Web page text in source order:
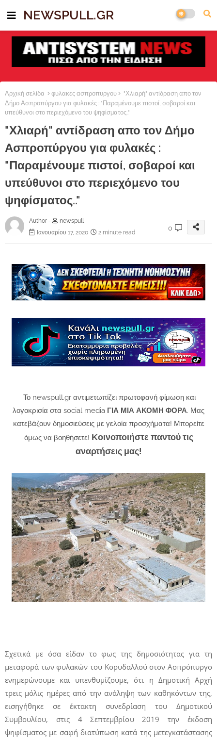
NEWSPULL.GR
Αρχική σελίδα φυλακες ασπροπυργου
"Χλιαρή" αντίδραση απο τον
Δήμο Ασπροπύργου για φυλακές : "Παραμένουμε πιστοί, σοβαροί και
υπεύθυνοι στο περιεχόμενο του ψηφίσματος.."
"Χλιαρή" αντίδραση απο τον Δήμο
Ασπροπύργου για φυλακές :
"Παραμένουμε πιστοί, σοβαροί και
υπεύθυνοι στο περιεχόμενο του
ψηφίσματος.."
Author -
newspull
Ιανουαρίου 17, 2020
2 minute read
0
Το newspull.gr αντιμετωπίζει πρωτοφανή φίμωση και
λογοκρισία στα social media ΓΙΑ ΜΙΑ ΑΚΟΜΗ ΦΟΡΑ. Μας
κατεβάζουν δημοσιεύσεις με γελοία προσχήματα! Μπορείτε
όμως να βοηθήσετε! Κοινοποιήστε παντού τις
αναρτήσεις μας!
Σχετικά με όσα είδαν το φως της δημοσιότητας για τη
μεταφορά των φυλακών του Κορυδαλλού στον Ασπρόπυργο
ενημερώνουμε και υπενθυμίζουμε, ότι η Δημοτική Αρχή
τρεις μόλις ημέρες από την ανάληψη των καθηκόντων της,
εισηγήθηκε σε έκτακτη συνεδρίαση του Δημοτικού
Συμβουλίου, στις 4 Σεπτεμβρίου 2019 την έκδοση
ψηφίσματος με σαφή διατύπωση κατά της μετεγκατάστασης